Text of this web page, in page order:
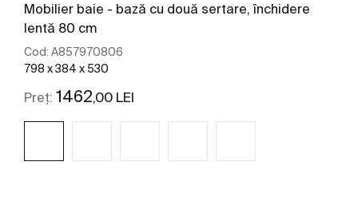
Mobilier baie - bază cu două sertare, închidere
lentă 80 cm
Cod: A857970806
798 x 384 x 530
Preț: 1462,00 LEI